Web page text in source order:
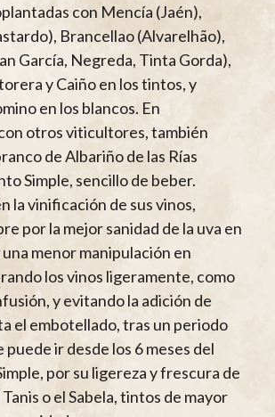
con Mencía (Jaén),
Brancellao (Alvarelhão),
García, Negreda, Tinta Gorda),
y Caiño en los tintos, y
en los blancos. En
otros viticultores, también
de Albariño de las Rías
Simple, sencillo de beber.
la vinificación de sus vinos,
por la mejor sanidad de la uva en
menor manipulación en
los vinos ligeramente, como
y evitando la adición de
el embotellado, tras un periodo
puede ir desde los 6 meses del
por su ligereza y frescura de
o el Sabela, tintos de mayor